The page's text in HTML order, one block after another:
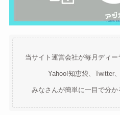
当サイト運営会社が毎月ディー
Yahoo!知恵袋、Twitter
みなさんが簡単に一目で分か